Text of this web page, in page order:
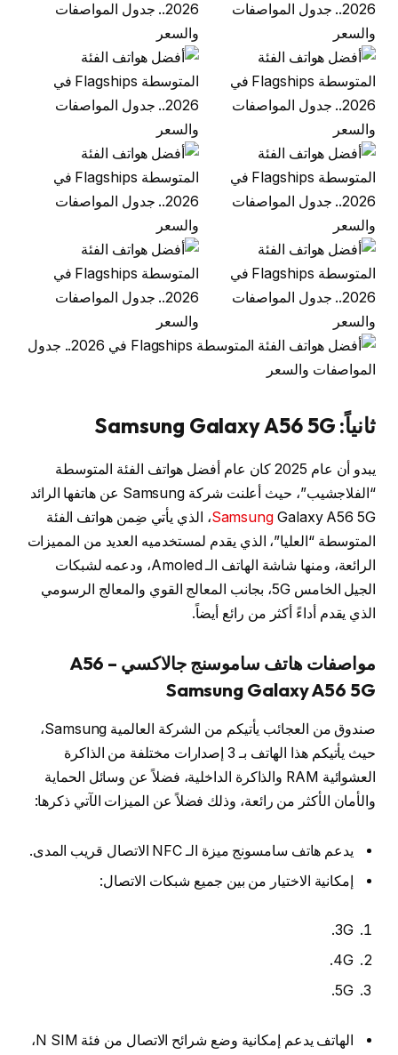
ثانياً: Samsung Galaxy A56 5G
يبدو أن عام 2025 كان عام أفضل هواتف الفئة المتوسطة
“الفلاجشيب”، حيث أعلنت شركة Samsung عن هاتفها الرائد
SamsungGalaxy A56 5G، الذي يأتي ضِمن هواتف الفئة
المتوسطة “العليا”، الذي يقدم لمستخدميه العديد من المميزات
الرائعة، ومنها شاشة الهاتف الـ Amoled، ودعمه لشبكات
الجيل الخامس 5G، بجانب المعالج القوي والمعالج الرسومي
الذي يقدم أداءً أكثر من رائع أيضاً.
مواصفات هاتف ساموسنج جالاكسي A56 –
Samsung Galaxy A56 5G
صندوق من العجائب يأتيكم من الشركة العالمية Samsung،
حيث يأتيكم هذا الهاتف بـ 3 إصدارات مختلفة من الذاكرة
العشوائية RAM والذاكرة الداخلية، فضلاً عن وسائل الحماية
والأمان الأكثر من رائعة، وذلك فضلاً عن الميزات الآتي ذكرها:
يدعم هاتف سامسونج ميزة الـ NFC الاتصال قريب المدى.
إمكانية الاختيار من بين جميع شبكات الاتصال:
3G.
4G.
5G.
الهاتف يدعم إمكانية وضع شرائح الاتصال من فئة N SIM،